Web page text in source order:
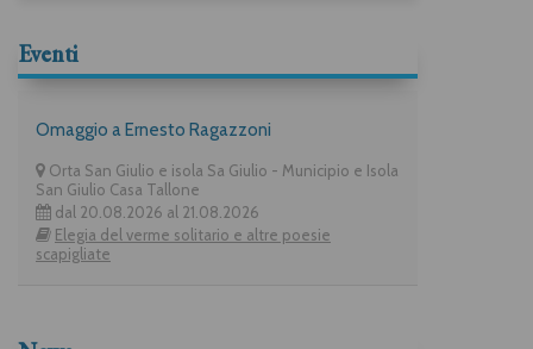
Eventi
Omaggio a Ernesto Ragazzoni
Orta San Giulio e isola Sa Giulio - Municipio e Isola
San Giulio Casa Tallone
dal 20.08.2026 al 21.08.2026
Elegia del verme solitario e altre poesie
scapigliate